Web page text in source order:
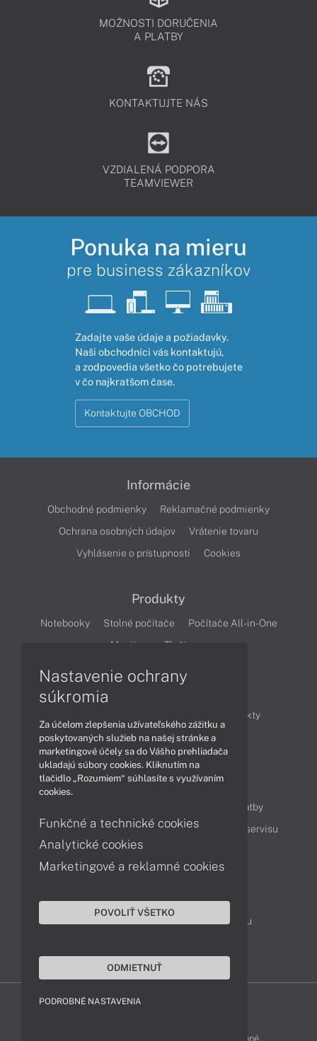
MOŽNOSTI DORUČENIA
A PLATBY
KONTAKTUJTE NÁS
VZDIALENÁ PODPORA
TEAMVIEWER
Ponuka na mieru
pre business zákazníkov
Zadajte vaše údaje a požiadavky.
Naši obchodníci vás kontaktujú,
a zodpovedia všetko čo potrebujete
v čo najkratšom čase.
Kontaktujte OBCHOD
Informácie
Obchodné podmienky
Reklamačné podmienky
Ochrana osobných údajov
Vrátenie tovaru
Vyhlásenie o prístupnosti
Cookies
Produkty
Notebooky Stolné počítače
Počítače All-in-One
Monitory
Tlačiarne
Produkty
Technológie
Videá
Obsah
Možnosti doručenia a platby
Podpora a servis
Servisné služby Cenník servisu
Kontakty
043 4224 771
Obchodné oddelenie
Reklamácia tovaru
HP-SHOP © 2012 - 2026 Všetky práva vyhradené
Nastavenie ochrany
súkromia
Za účelom zlepšenia užívateľského zážitku a
poskytovaných služieb na našej stránke a
marketingové účely sa do Vášho prehliadača
ukladajú súbory cookies. Kliknutím na
tlačidlo „Rozumiem“ súhlasíte s využívaním
cookies.
Funkčné a technické cookies
Analytické cookies
Marketingové a reklamné cookies
POVOLIŤ VŠETKO
ODMIETNUŤ
PODROBNÉ NASTAVENIA